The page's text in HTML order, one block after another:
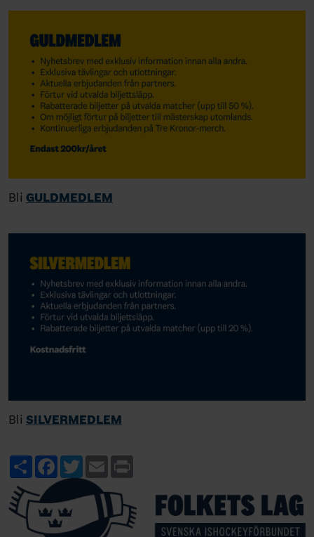
Bli GULDMEDLEM
Bli SILVERMEDLEM
ShareFacebook
TwitterEmail